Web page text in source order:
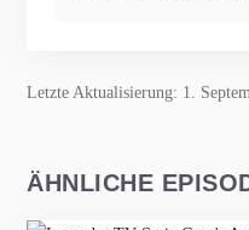
Letzte Aktualisierung: 1.
ÄHNLICHE